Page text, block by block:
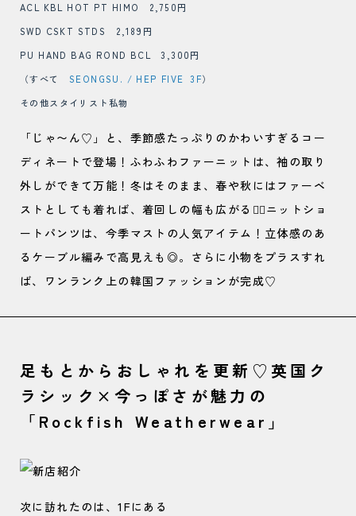
ACL KBL HOT PT HIMO 2,750円
SWD CSKT STDS 2,189円
PU HAND BAG ROND BCL 3,300円
（すべて SEONGSU. / HEP FIVE 3F）
その他スタイリスト私物
「じゃ〜ん♡」と、季節感たっぷりのかわいすぎるコー
ディネートで登場！ふわふわファーニットは、袖の取り
外しができて万能！冬はそのまま、春や秋にはファーベ
ストとしても着れば、着回しの幅も広がる🙆‍♀️ニットショ
ートパンツは、今季マストの人気アイテム！立体感のあ
るケーブル編みで高見えも◎。さらに小物をプラスすれ
ば、ワンランク上の韓国ファッションが完成♡
足もとからおしゃれを更新♡英国ク
ラシック×今っぽさが魅力の
「Rockfish Weatherwear」
次に訪れたのは、1Fにある